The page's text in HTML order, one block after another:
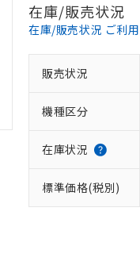
在庫/販売状況
在庫/販売状況 ご利
販売状況
機種区分
在庫状況
標準価格(税別)